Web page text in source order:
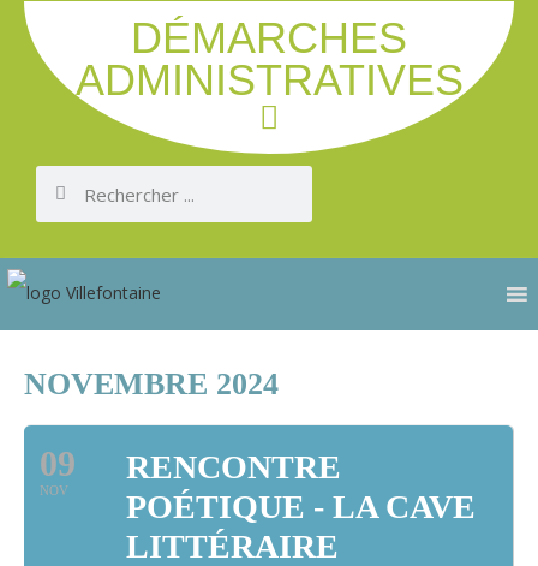
DÉMARCHES
ADMINISTRATIVES
NOVEMBRE 2024
09
NOV
RENCONTRE
POÉTIQUE - LA CAVE
LITTÉRAIRE